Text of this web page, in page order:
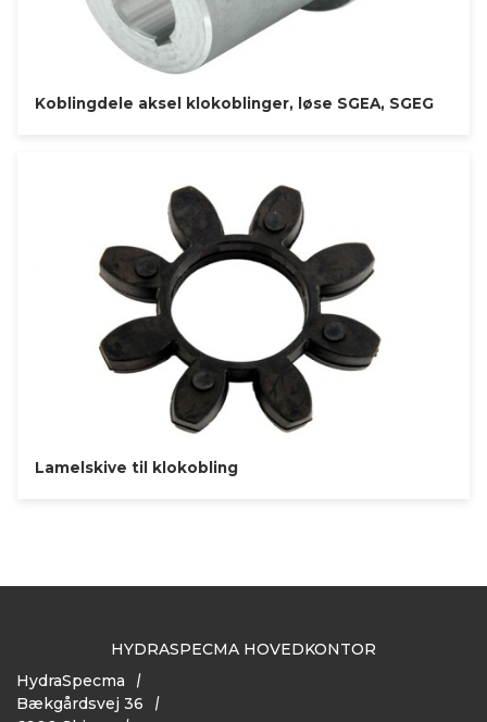
Koblingdele aksel klokoblinger, løse SGEA, SGEG
Lamelskive til klokobling
HYDRASPECMA HOVEDKONTOR
HydraSpecma
Bækgårdsvej 36